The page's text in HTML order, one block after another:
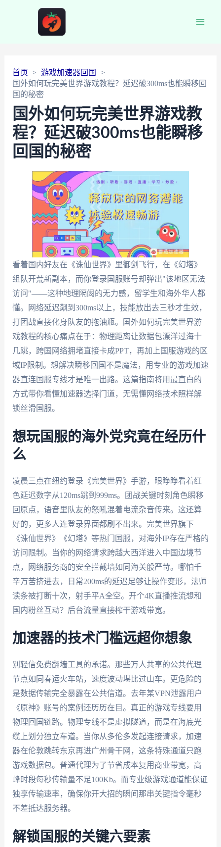
首页
游戏加速器回国
国外如何玩完美世界游戏教程？延迟破300ms也能瞬移回
国的秘密
国外如何玩完美世界游戏教
程？延迟破300ms也能瞬移
回国的秘密
看着国内好友在《诛仙世界》里御剑飞行，在《幻塔》
组队开荒新副本，而你登录国服账号却弹出"该地区无法
访问"——这种地理隔阂的无力感，留学生和海外华人都
懂。网络延迟飙到300ms以上，技能放出去三秒才生效，
打团战直接化身队友的拖油瓶。国外如何玩完美世界游
戏教程的核心痛点在于：物理距离让数据包漂洋过海十
几跳，跨国网络拥堵直接卡成PPT，再加上国服游戏的区
域IP限制。想解决瞬移回国不是魔法，用专业的游戏加速
器直连国服专线才是唯一出路。这篇指南将用最直白的
方式带你看懂加速器选择门道，无需懂网络技术照样解
锁丝滑国服。
想玩国服的海外党究竟在经历什
么
凌晨三点在纽约登录《完美世界》手游，眼睁睁看着红
色延迟数字从120ms跳到999ms。团战关键时刻角色瞬移
回原点，语音里队友的怒吼混着电流杂音传来。这还算
好的，更多人连登录界面都刷不出来。完美世界旗下
《诛仙世界》《幻塔》等热门国服，对海外IP存在严格的
访问限制。当你的网络请求跨越大西洋进入中国边境节
点，网络服务商的安全拦截墙如同海关般严苛。哪怕千
辛万苦挤进去，日常200ms的延迟足够让操作变形，法师
读条被打断十次，射手平A全空。开个4K直播推流想和
国内粉丝互动？后台流量直接榨干游戏带宽。
加速器的技术门槛远超你想象
别轻信免费翻墙工具的承诺。那些万人共享的公共代理
节点如同春运火车站，速度波动堪比过山车。更危险的
是数据传输完全暴露在公共信道。去年某VPN泄露用户
《原神》账号的案例还历历在目。真正的游戏专线要用
物理回国链路。物理专线不是虚拟隧道，而是在海底光
缆上划分独立车道。当你从多伦多发起连接请求，加速
器在伦敦跳转东京再进广州骨干网，这条特殊通道只跑
游戏数据包。普通代理为了节省成本复用商业带宽，高
峰时段每秒传输量不足100Kb。而专业级游戏通道能保证
独享传输速率，确保你开大招的瞬间那串关键指令毫秒
不差抵达服务器。
解锁国服的关键六要素